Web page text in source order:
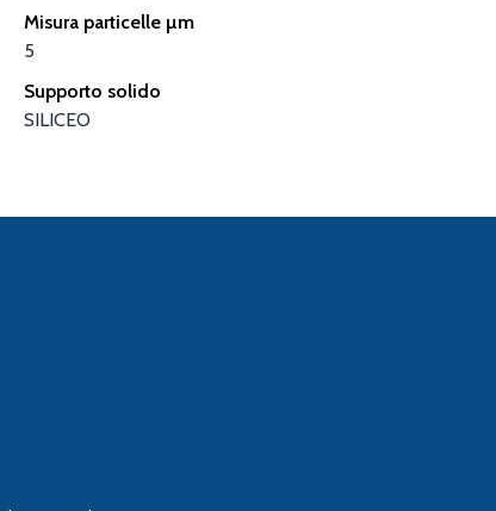
Misura particelle µm
5
Supporto solido
SILICEO